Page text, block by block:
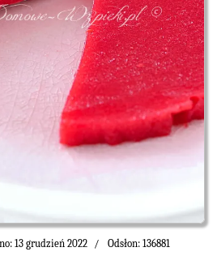
13 grudzień 2022 Odsłon: 136881